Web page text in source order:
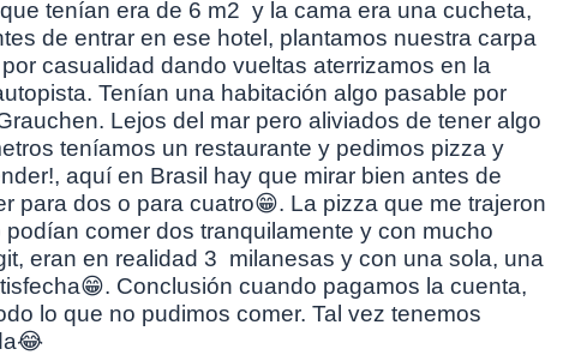
tenían era de 6 m2 y la cama era una cucheta,
de entrar en ese hotel, plantamos nuestra carpa
casualidad dando vueltas aterrizamos en la
Tenían una habitación algo pasable por
Lejos del mar pero aliviados de tener algo
teníamos un restaurante y pedimos pizza y
aquí en Brasil hay que mirar bien antes de
para dos o para cuatro😁. La pizza que me trajeron
comer dos tranquilamente y con mucho
eran en realidad 3 milanesas y con una sola, una
Conclusión cuando pagamos la cuenta,
lo que no pudimos comer. Tal vez tenemos